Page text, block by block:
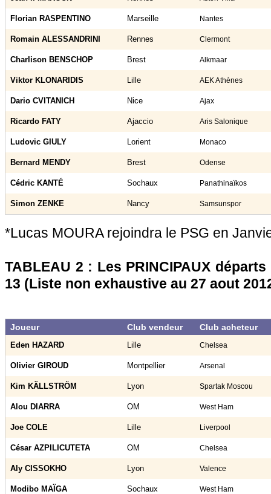
Florian RASPENTINO Marseille Nantes
Romain ALESSANDRINI Rennes Clermont
Charlison BENSCHOP Brest Alkmaar
Viktor KLONARIDIS Lille AEK Athènes
Dario CVITANICH Nice Ajax
Ricardo FATY Ajaccio Aris Salonique
Ludovic GIULY Lorient Monaco
Bernard MENDY Brest Odense
Cédric KANTÉ Sochaux Panathinaïkos
Simon ZENKE Nancy Samsunspor
*Lucas MOURA rejoindra le PSG en
TABLEAU 2 : Les PRINCIPAUX
13 (Liste non exhaustive au 27 aout
Joueur Club vendeur Club acheteur
Eden HAZARD Lille Chelsea
Olivier GIROUD Montpellier Arsenal
Kim KÄLLSTRÖM Lyon Spartak Moscou
Alou DIARRA OM West Ham
Joe COLE Lille Liverpool
César AZPILICUTETA OM Chelsea
Aly CISSOKHO Lyon Valence
Modibo MAÏGA Sochaux West Ham